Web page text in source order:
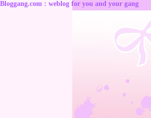
Bloggang.com : weblog for you and your gang